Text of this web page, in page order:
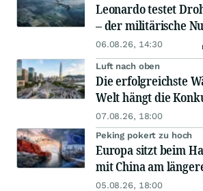
Leonardo testet
– der militärische
06.08.26, 14:30
Luft nach oben
Die erfolgreichste
Welt hängt die
07.08.26, 18:00
Peking pokert zu hoch
Europa sitzt beim
mit China am
05.08.26, 18:00